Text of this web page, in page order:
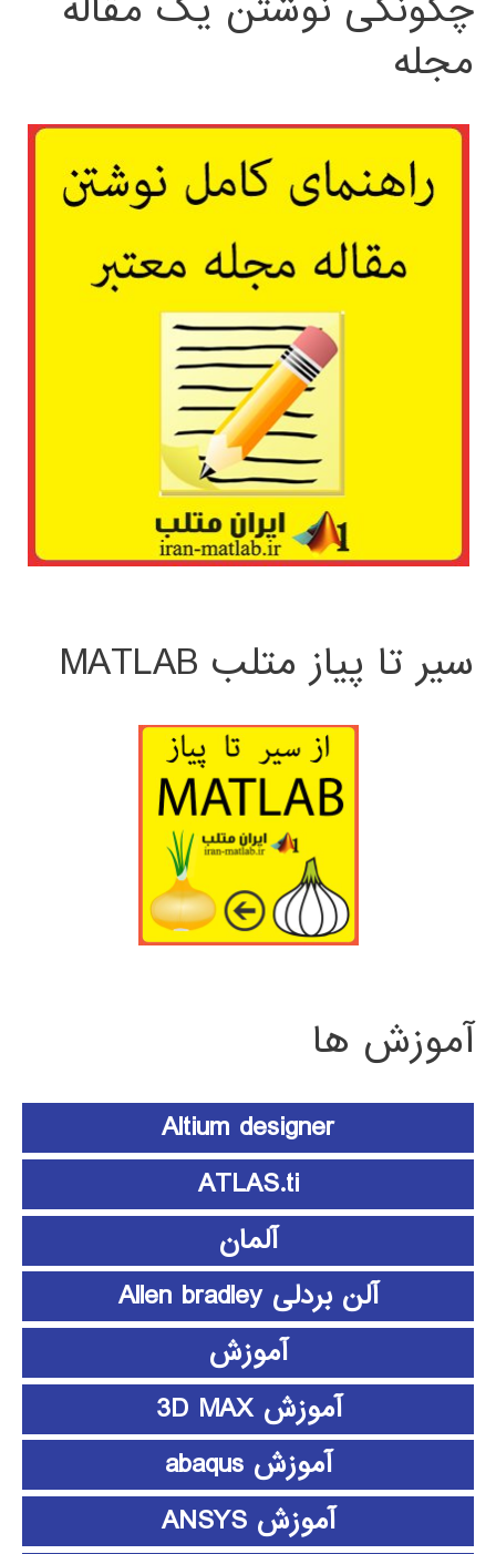
مجله
سیر تا پیاز متلب MATLAB
آموزش ها
Altium designer
ATLAS.ti
آلمان
آلن بردلی Allen bradley
آموزش
آموزش 3D MAX
آموزش abaqus
آموزش ANSYS